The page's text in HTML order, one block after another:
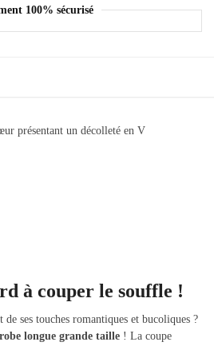
100% sécurisé
présentant un décolleté en V
à couper le souffle !
ses touches romantiques et bucoliques ?
robe longue grande taille ! La coupe